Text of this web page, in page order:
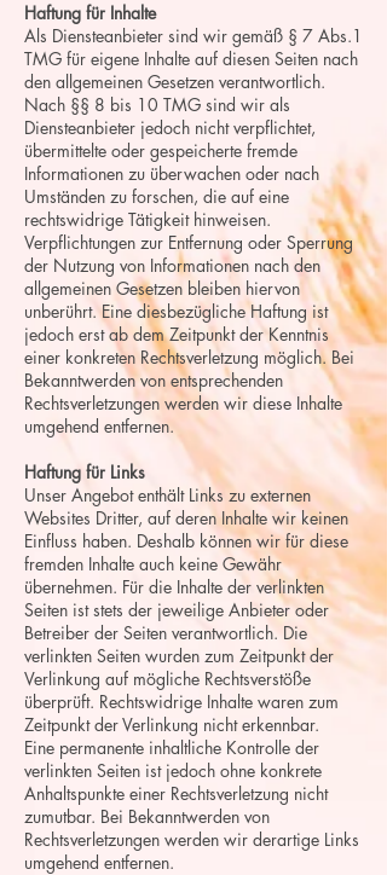
Haftung für Inhalte
Als Diensteanbieter sind wir gemäß § 7 Abs.1
TMG für eigene Inhalte auf diesen Seiten nach
den allgemeinen Gesetzen verantwortlich.
Nach §§ 8 bis 10 TMG sind wir als
Diensteanbieter jedoch nicht verpflichtet,
übermittelte oder gespeicherte fremde
Informationen zu überwachen oder nach
Umständen zu forschen, die auf eine
rechtswidrige Tätigkeit hinweisen.
Verpflichtungen zur Entfernung oder Sperrung
der Nutzung von Informationen nach den
allgemeinen Gesetzen bleiben hiervon
unberührt. Eine diesbezügliche Haftung ist
jedoch erst ab dem Zeitpunkt der Kenntnis
einer konkreten Rechtsverletzung möglich. Bei
Bekanntwerden von entsprechenden
Rechtsverletzungen werden wir diese Inhalte
umgehend entfernen.
Haftung für Links
Unser Angebot enthält Links zu externen
Websites Dritter, auf deren Inhalte wir keinen
Einfluss haben. Deshalb können wir für diese
fremden Inhalte auch keine Gewähr
übernehmen. Für die Inhalte der verlinkten
Seiten ist stets der jeweilige Anbieter oder
Betreiber der Seiten verantwortlich. Die
verlinkten Seiten wurden zum Zeitpunkt der
Verlinkung auf mögliche Rechtsverstöße
überprüft. Rechtswidrige Inhalte waren zum
Zeitpunkt der Verlinkung nicht erkennbar.
Eine permanente inhaltliche Kontrolle der
verlinkten Seiten ist jedoch ohne konkrete
Anhaltspunkte einer Rechtsverletzung nicht
zumutbar. Bei Bekanntwerden von
Rechtsverletzungen werden wir derartige Links
umgehend entfernen.